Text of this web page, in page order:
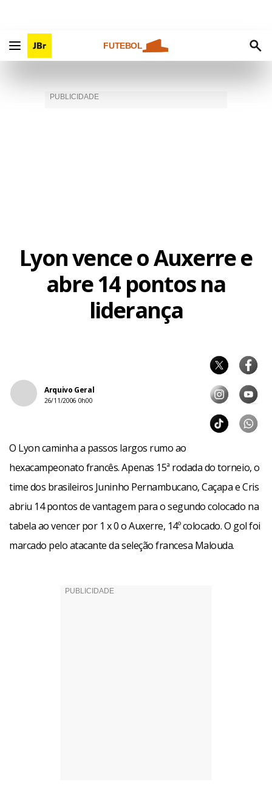
FUTEBOL
Lyon vence o Auxerre e
abre 14 pontos na
liderança
Arquivo Geral
26/11/2006 0h00
O Lyon caminha a passos largos rumo ao
hexacampeonato francês. Apenas 15ª rodada do torneio, o
time dos brasileiros Juninho Pernambucano, Caçapa e Cris
abriu 14 pontos de vantagem para o segundo colocado na
tabela ao vencer por 1 x 0 o Auxerre, 14º colocado. O gol foi
marcado pelo atacante da seleção francesa Malouda.